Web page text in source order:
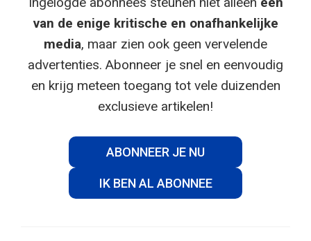
van de enige kritische en onafhankelijke
media, maar zien ook geen vervelende
advertenties. Abonneer je snel en eenvoudig
en krijg meteen toegang tot vele duizenden
exclusieve artikelen!
ABONNEER JE NU
IK BEN AL ABONNEE